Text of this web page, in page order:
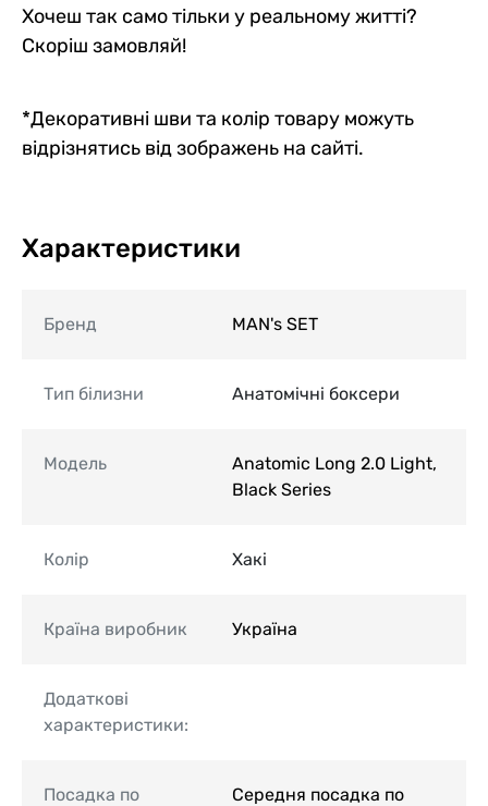
Хочеш так само тільки у реальному житті?
Скоріш замовляй!
*Декоративні шви та колір товару можуть
відрізнятись від зображень на сайті.
Характеристики
Бренд MAN's SET
Тип білизни Анатомічні боксери
Модель
Anatomic Long 2.0 Light,
Black Series
Колір Хакі
Країна виробник Україна
Додаткові
характеристики:
Посадка по
Середня посадка по